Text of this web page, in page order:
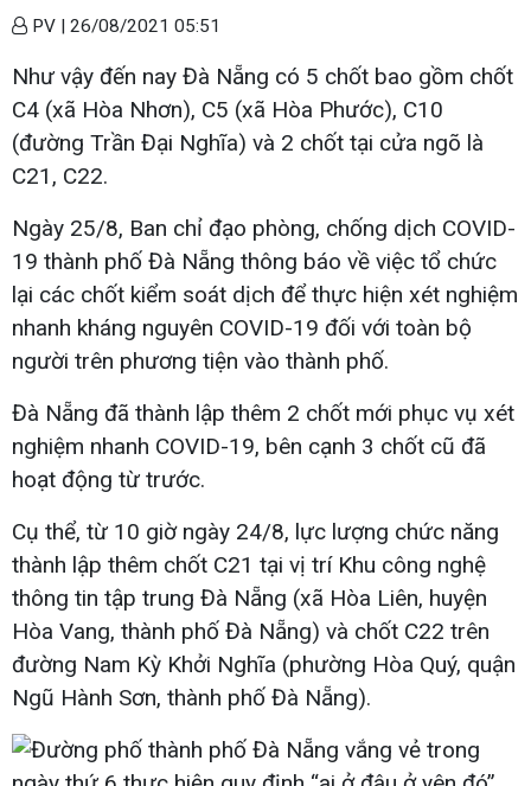
PV | 26/08/2021 05:51
Như vậy đến nay Đà Nẵng có 5 chốt bao gồm chốt
C4 (xã Hòa Nhơn), C5 (xã Hòa Phước), C10
(đường Trần Đại Nghĩa) và 2 chốt tại cửa ngõ là
C21, C22.
Ngày 25/8, Ban chỉ đạo phòng, chống dịch COVID-
19 thành phố Đà Nẵng thông báo về việc tổ chức
lại các chốt kiểm soát dịch để thực hiện xét nghiệm
nhanh kháng nguyên COVID-19 đối với toàn bộ
người trên phương tiện vào thành phố.
Đà Nẵng đã thành lập thêm 2 chốt mới phục vụ xét
nghiệm nhanh COVID-19, bên cạnh 3 chốt cũ đã
hoạt động từ trước.
Cụ thể, từ 10 giờ ngày 24/8, lực lượng chức năng
thành lập thêm chốt C21 tại vị trí Khu công nghệ
thông tin tập trung Đà Nẵng (xã Hòa Liên, huyện
Hòa Vang, thành phố Đà Nẵng) và chốt C22 trên
đường Nam Kỳ Khởi Nghĩa (phường Hòa Quý, quận
Ngũ Hành Sơn, thành phố Đà Nẵng).